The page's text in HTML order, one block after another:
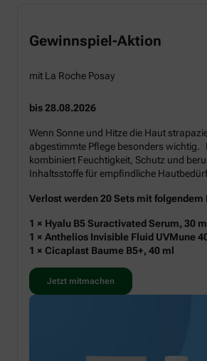
Gewinnspiel-Aktion
mit La Roche Posay
bis 28.08.2026
Wenn Sonne und Hitze die Haut
abgestimmte Pflege besonders wichtig.
kombiniert Feuchtigkeit, Schutz und
Inhaltsstoffe für empfindliche
Verlost werden 20 Sets mit folgendem
1 × Hyalu B5 Suractivated Serum, 30
1 × Anthelios Invisible Fluid UVMune
1 × Cicaplast Baume B5+, 40 ml
Jetzt mitmachen